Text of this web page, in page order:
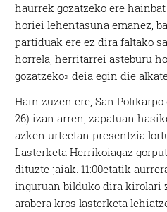
haurrek gozatzeko ere
horiei lehentasuna emanez,
partiduak ere ez dira faltako
horrela, herritarrei asteburu
gozatzeko» deia egin die
Hain zuzen ere, San
26) izan arren, zapatuan
azken urteetan presentzia
Lasterketa Herrikoiagaz
dituzte jaiak. 11:00etatik
inguruan bilduko dira kirolari
arabera kros lasterketa